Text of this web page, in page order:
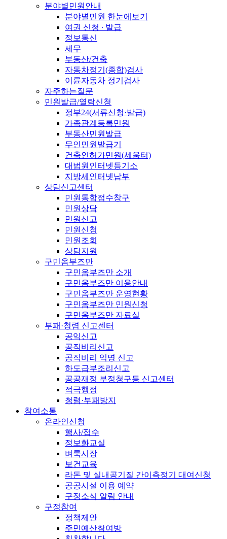
분야별민원안내
분야별민원 한눈에보기
여권 신청 ∙ 발급
정보통신
세무
부동산/건축
자동차정기(종합)검사
이륜자동차 정기검사
자주하는질문
민원발급/열람신청
정부24(서류신청·발급)
가족관계등록민원
부동산민원발급
무인민원발급기
건축인허가민원(세움터)
대법원인터넷등기소
지방세인터넷납부
상담신고센터
민원통합접수창구
민원상담
민원신고
민원신청
민원조회
상담지원
구민옴부즈만
구민옴부즈만 소개
구민옴부즈만 이용안내
구민옴부즈만 운영현황
구민옴부즈만 민원신청
구민옴부즈만 자료실
부패·청렴 신고센터
공익신고
공직비리신고
공직비리 익명 신고
하도급부조리신고
공공재정 부정청구등 신고센터
적극행정
청렴·부패방지
참여소통
온라인신청
행사/접수
정보화교실
벼룩시장
보건교육
라돈 및 실내공기질 간이측정기 대여신청
공공시설 이용 예약
구정소식 알림 안내
구정참여
정책제안
주민예산참여방